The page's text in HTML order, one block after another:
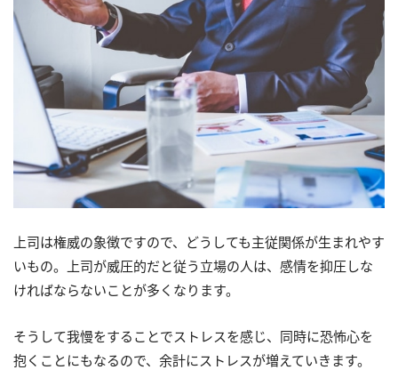
上司は権威の象徴ですので、どうしても主従関係が生まれやす
いもの。上司が威圧的だと従う立場の人は、感情を抑圧しな
ければならないことが多くなります。
そうして我慢をすることでストレスを感じ、同時に恐怖心を
抱くことにもなるので、余計にストレスが増えていきます。